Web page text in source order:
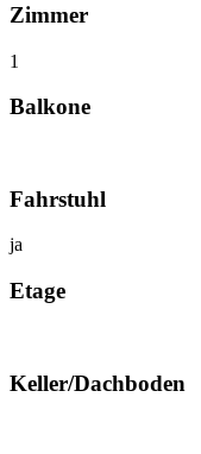
Zimmer
1
Balkone
Fahrstuhl
ja
Etage
Keller/Dachboden